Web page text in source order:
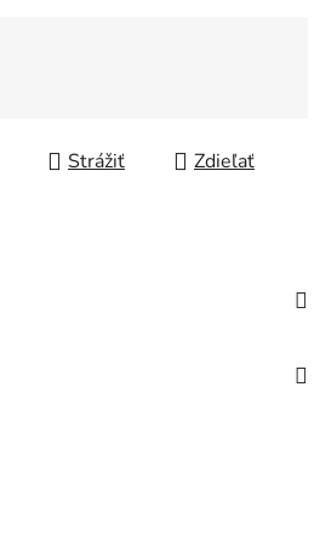
Strážiť Zdieľať